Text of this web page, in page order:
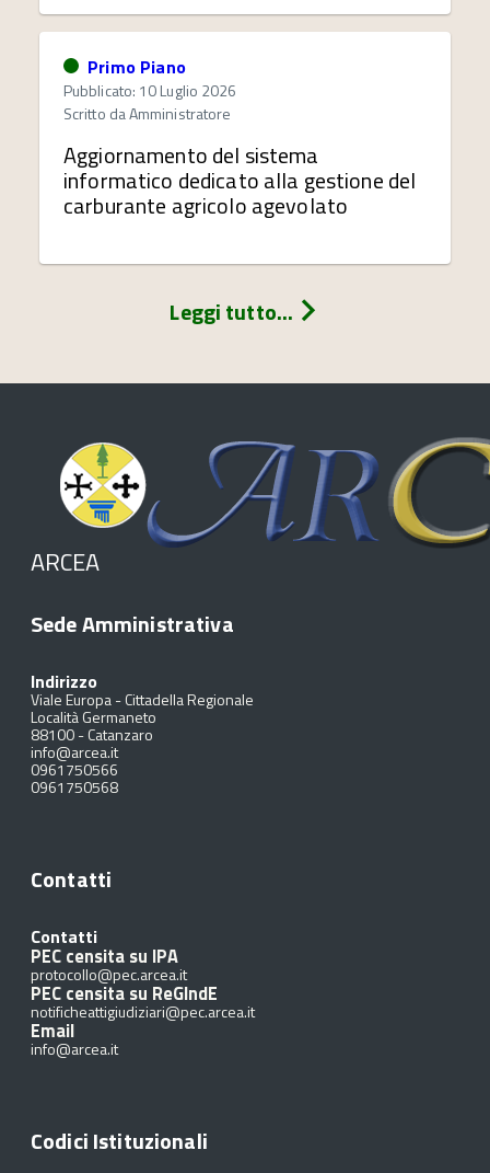
Primo Piano
Pubblicato: 10 Luglio 2026
Scritto daAmministratore
Aggiornamento del sistema
informatico dedicato alla gestione del
carburante agricolo agevolato
Leggi tutto...
ARCEA
Sede Amministrativa
Indirizzo
Viale Europa - Cittadella Regionale
Località Germaneto
88100-Catanzaro
info@arcea.it
0961750566
0961750568
Contatti
Contatti
PEC censita su IPA
protocollo@pec.arcea.it
PEC censita su ReGIndE
notificheattigiudiziari@pec.arcea.it
Email
info@arcea.it
Codici Istituzionali